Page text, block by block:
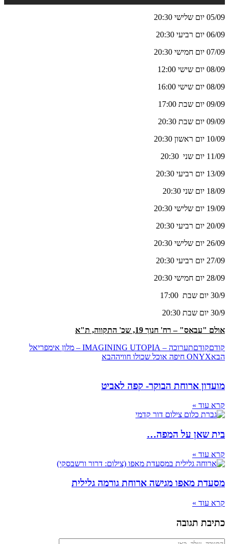
05/09 יום שלישי 20:30
06/09 יום רביעי 20:30
07/09 יום חמישי 20:30
08/09 יום שישי 12:00
08/09 יום שישי 16:00
09/09 יום שבת 17:00
09/09 יום שבת 20:30
10/09 יום ראשון 20:30
11/09 יום שני 20:30
13/09 יום רביעי 20:30
18/09 יום שני 20:30
19/09 יום שלישי 20:30
20/09 יום רביעי 20:30
26/09 יום שלישי 20:30
27/09 יום רביעי 20:30
28/09 יום חמישי 20:30
30/9 יום שבת 17:00
30/9 יום שבת 20:30
אולם "עבאס" – רח' חנוך 19, שכ' התקווה, ת"א
קודםקודםתערוכה – IMAGINING UTOPIA – מלון אימפריאל
הבאONYX חיפה אוכל שכולו חוויה הבא
מועדון ארוחת הבוקר- קפה לאביט
קרא עוד »
בית שאן על המפה…
קרא עוד »
מסעדת מאפו מגישה ארוחת גורמה גלילית
קרא עוד »
כתיבת תגובה
להגיב